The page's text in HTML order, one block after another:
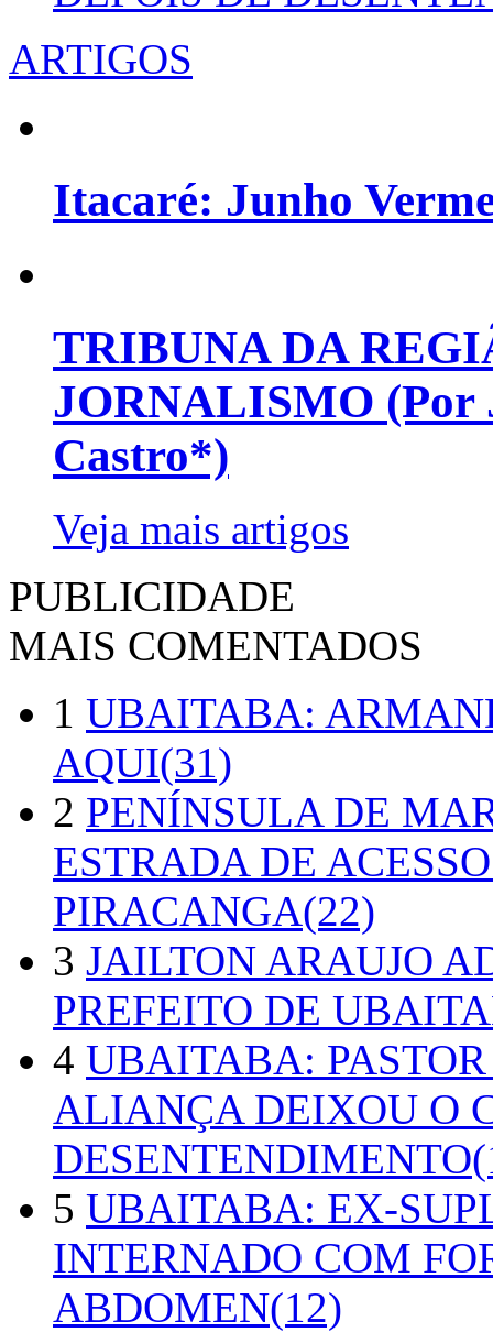
ARTIGOS
Itacaré: Junho
TRIBUNA DA
JORNALISMO (Por
Castro*)
Veja mais artigos
PUBLICIDADE
MAIS COMENTADOS
1 UBAITABA:
AQUI(31)
2 PENÍNSULA DE
ESTRADA DE
PIRACANGA(22)
3 JAILTON ARAUJO
PREFEITO DE
4 UBAITABA:
ALIANÇA DEIXOU O
5 UBAITABA: EX-
INTERNADO COM
ABDOMEN(12)